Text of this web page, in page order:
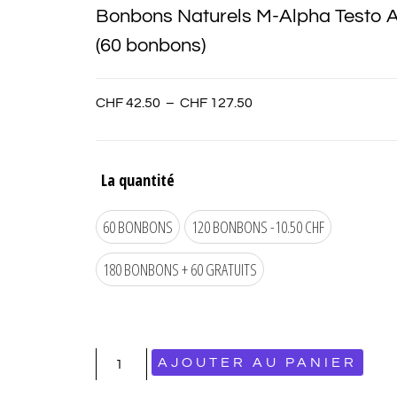
Bonbons Naturels M-Alpha Testo
(60 bonbons)
CHF42.50 – CHF127.50
La quantité
60 BONBONS
120 BONBONS -10.50 CHF
180 BONBONS + 60 GRATUITS
AJOUTER AU PANIER